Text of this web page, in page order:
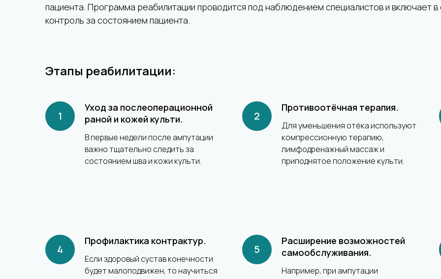
пациента. Программа реабилитации проводится под наблюдением специалистов и включает в
контроль за состоянием пациента.
Этапы реабилитации:
Уход за послеоперационной
раной и кожей культи.
В первые недели после ампутации
важно тщательно следить за
состоянием шва и кожи культи.
Противоотёчная терапия.
Для уменьшения отёка используют
компрессионную терапию,
лимфодренажный массаж и
приподнятое положение культи.
Профилактика контрактур.
Если здоровый сустав конечности
будет малоподвижен, то научиться
Расширение возможностей
самообслуживания.
Например, при ампутации